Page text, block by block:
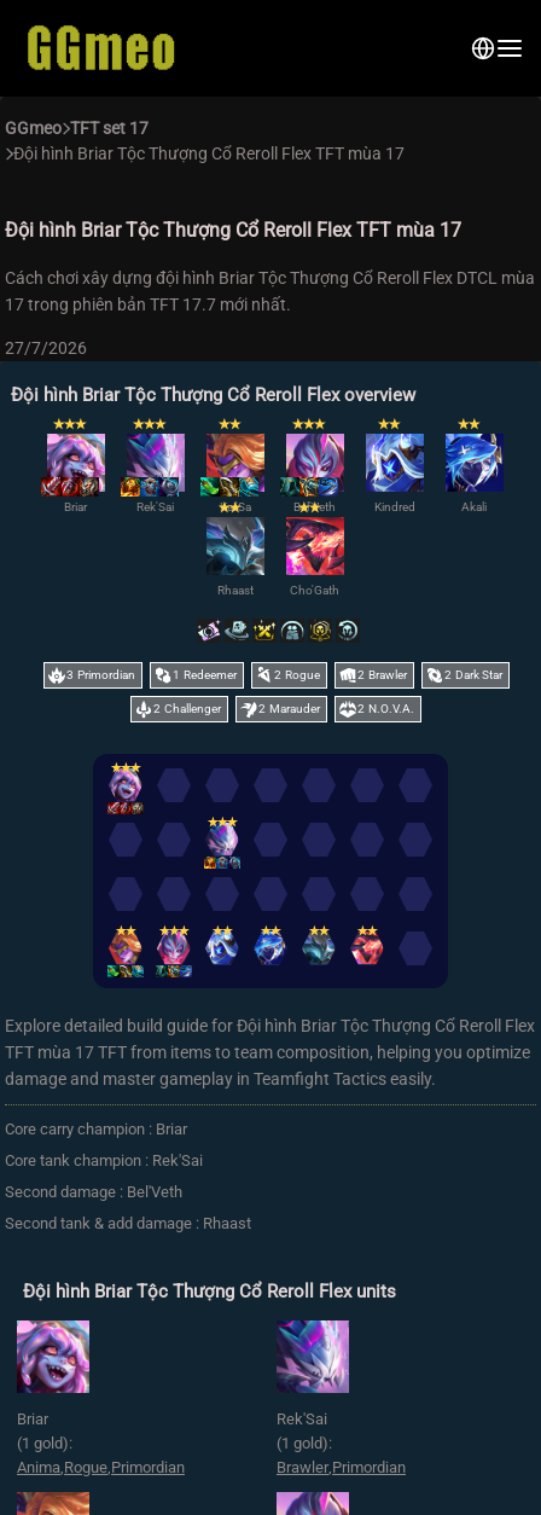
GGmeo TFT set 17
Đội hình Briar Tộc Thượng Cổ Reroll Flex TFT mùa 17
Đội hình Briar Tộc Thượng Cổ Reroll Flex TFT mùa 17
Cách chơi xây dựng đội hình Briar Tộc Thượng Cổ Reroll Flex DTCL mùa
17 trong phiên bản TFT 17.7 mới nhất.
27/7/2026
Đội hình Briar Tộc Thượng Cổ Reroll Flex overview
✭✭✭
Briar
✭✭✭
Rek'Sai
✭✭
Kai'Sa
✭✭✭
Bel'Veth
✭✭
Kindred
✭✭
Akali
✭✭
Rhaast
✭✭
Cho'Gath
3 Primordian 1 Redeemer 2 Rogue 2 Brawler 2 Dark Star
2 Challenger 2 Marauder 2 N.O.V.A.
✭✭✭
✭✭✭
✭✭ ✭✭✭ ✭✭ ✭✭ ✭✭ ✭✭
Explore detailed build guide for Đội hình Briar Tộc Thượng Cổ Reroll Flex
TFT mùa 17 TFT from items to team composition, helping you optimize
damage and master gameplay in Teamfight Tactics easily.
Core carry champion : Briar
Core tank champion : Rek'Sai
Second damage : Bel'Veth
Second tank & add damage : Rhaast
Đội hình Briar Tộc Thượng Cổ Reroll Flex units
Briar
(1 gold):
Anima,Rogue,Primordian
Rek'Sai
(1 gold):
Brawler,Primordian